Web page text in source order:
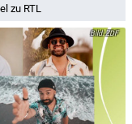
zu RTL
ZDF